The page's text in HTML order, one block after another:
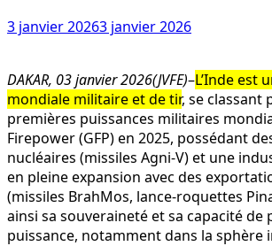
3 janvier 20263 janvier 2026
DAKAR, 03 janvier 2026(JVFE)–L’Inde est
mondiale militaire et de tir, se classant
premières puissances militaires
Firepower (GFP) en 2025, possédant
nucléaires (missiles Agni-V) et une
en pleine expansion avec des
(missiles BrahMos, lance-roquettes
ainsi sa souveraineté et sa capacité de
puissance, notamment dans la sphère